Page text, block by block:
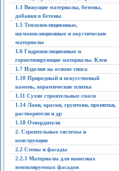
1.1 Вяжущие материалы, бетоны,
добавки в бетоны
1.5 Теплоизоляционные,
шумоизоляционные и акустические
материалы
1.6 Гидроизоляционные и
герметизирующие материалы. Клеи
1.7 Изделия на основе гипса
1.10 Природный и искусственый
камень, керамические плитка
1.11 Сухие строительные смеси
1.14 Лаки, краски, грунтови, пропитки,
растворители и др
1.18 Отвердители
2. Строительные системы и
конструкции
2.2 Стены и фасады
2.2.3 Материалы для навесных
вентилируемых фасадов